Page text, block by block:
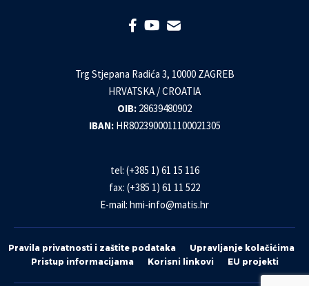
Trg Stjepana Radića 3, 10000 ZAGREB
HRVATSKA / CROATIA
OIB: 28639480902
IBAN: HR8023900011100021305
tel: (+385 1) 61 15 116
fax: (+385 1) 61 11 522
E-mail: hmi-info@matis.hr
Pravila privatnosti i zaštite podataka
Upravljanje kolačićima
Pristup informacijama
Korisni linkovi EU projekti